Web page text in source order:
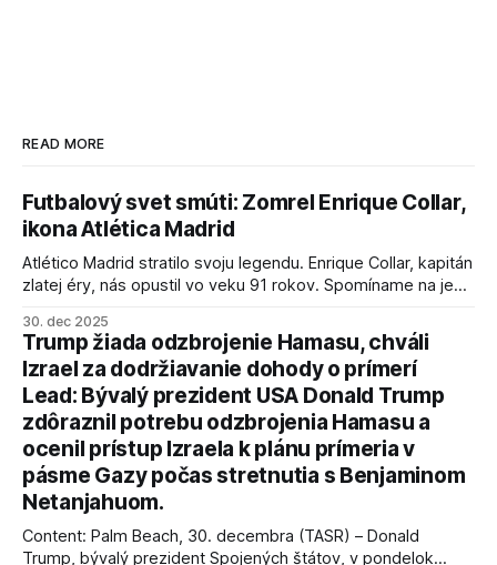
READ MORE
Futbalový svet smúti: Zomrel Enrique Collar,
ikona Atlética Madrid
Atlético Madrid stratilo svoju legendu. Enrique Collar, kapitán
zlatej éry, nás opustil vo veku 91 rokov. Spomíname na jeho
30. dec 2025
Trump žiada odzbrojenie Hamasu, chváli
Izrael za dodržiavanie dohody o prímerí
Lead: Bývalý prezident USA Donald Trump
zdôraznil potrebu odzbrojenia Hamasu a
ocenil prístup Izraela k plánu prímeria v
pásme Gazy počas stretnutia s Benjaminom
Netanjahuom.
Content: Palm Beach, 30. decembra (TASR) – Donald
Trump, bývalý prezident Spojených štátov, v pondelok